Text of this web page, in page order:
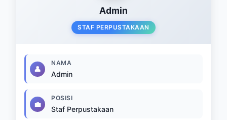
Admin
STAF PERPUSTAKAAN
👤
NAMA
Admin
💼
POSISI
Staf Perpustakaan